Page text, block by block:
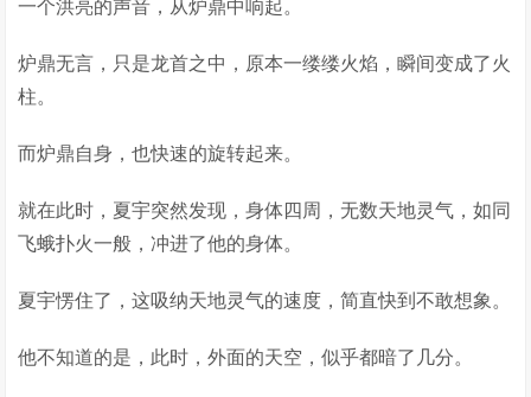
一个洪亮的声音，从炉鼎中响起。
炉鼎无言，只是龙首之中，原本一缕缕火焰，瞬间变成了火
柱。
而炉鼎自身，也快速的旋转起来。
就在此时，夏宇突然发现，身体四周，无数天地灵气，如同
飞蛾扑火一般，冲进了他的身体。
夏宇愣住了，这吸纳天地灵气的速度，简直快到不敢想象。
他不知道的是，此时，外面的天空，似乎都暗了几分。